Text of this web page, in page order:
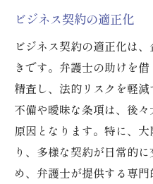
ビジネス契約の適正化
ビジネス契約の適正化は
きです。弁護士の助けを
精査し、法的リスクを軽
不備や曖昧な条項は、後
原因となります。特に、
り、多様な契約が日常的
め、弁護士が提供する専